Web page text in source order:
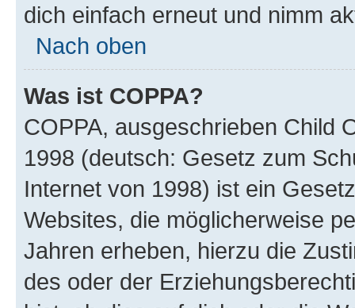
dich einfach erneut und nimm
Nach oben
Was ist COPPA?
COPPA, ausgeschrieben Child
1998 (deutsch: Gesetz zum
Internet von 1998) ist ein
Websites, die möglicherweise
Jahren erheben, hierzu die
des oder der